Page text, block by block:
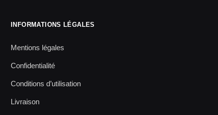
INFORMATIONS LÉGALES
Mentions légales
Confidentialité
Conditions d’utilisation
Livraison